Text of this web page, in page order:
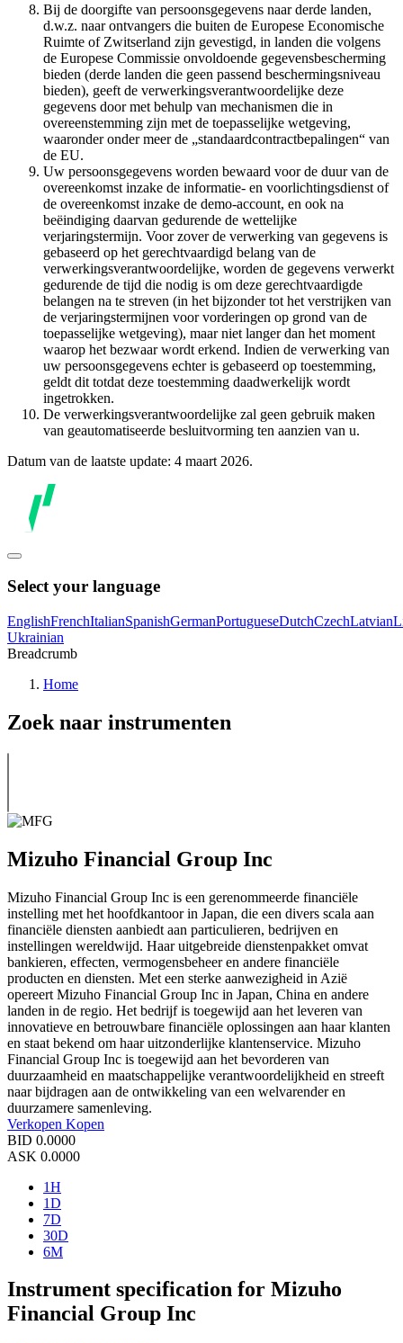
Bij de doorgifte van persoonsgegevens naar derde landen,
d.w.z. naar ontvangers die buiten de Europese Economische
Ruimte of Zwitserland zijn gevestigd, in landen die volgens
de Europese Commissie onvoldoende gegevensbescherming
bieden (derde landen die geen passend beschermingsniveau
bieden), geeft de verwerkingsverantwoordelijke deze
gegevens door met behulp van mechanismen die in
overeenstemming zijn met de toepasselijke wetgeving,
waaronder onder meer de „standaardcontractbepalingen“ van
de EU.
Uw persoonsgegevens worden bewaard voor de duur van de
overeenkomst inzake de informatie- en voorlichtingsdienst of
de overeenkomst inzake de demo-account, en ook na
beëindiging daarvan gedurende de wettelijke
verjaringstermijn. Voor zover de verwerking van gegevens is
gebaseerd op het gerechtvaardigd belang van de
verwerkingsverantwoordelijke, worden de gegevens verwerkt
gedurende de tijd die nodig is om deze gerechtvaardigde
belangen na te streven (in het bijzonder tot het verstrijken van
de verjaringstermijnen voor vorderingen op grond van de
toepasselijke wetgeving), maar niet langer dan het moment
waarop het bezwaar wordt erkend. Indien de verwerking van
uw persoonsgegevens echter is gebaseerd op toestemming,
geldt dit totdat deze toestemming daadwerkelijk wordt
ingetrokken.
De verwerkingsverantwoordelijke zal geen gebruik maken
van geautomatiseerde besluitvorming ten aanzien van u.
Datum van de laatste update: 4 maart 2026.
Select your language
EnglishFrenchItalianSpanishGermanPortugueseDutchCzechLatvian
Ukrainian
Breadcrumb
Home
Zoek naar instrumenten
Mizuho Financial Group Inc
Mizuho Financial Group Inc is een gerenommeerde financiële
instelling met het hoofdkantoor in Japan, die een divers scala aan
financiële diensten aanbiedt aan particulieren, bedrijven en
instellingen wereldwijd. Haar uitgebreide dienstenpakket omvat
bankieren, effecten, vermogensbeheer en andere financiële
producten en diensten. Met een sterke aanwezigheid in Azië
opereert Mizuho Financial Group Inc in Japan, China en andere
landen in de regio. Het bedrijf is toegewijd aan het leveren van
innovatieve en betrouwbare financiële oplossingen aan haar klanten
en staat bekend om haar uitzonderlijke klantenservice. Mizuho
Financial Group Inc is toegewijd aan het bevorderen van
duurzaamheid en maatschappelijke verantwoordelijkheid en streeft
naar bijdragen aan de ontwikkeling van een welvarender en
duurzamere samenleving.
Verkopen Kopen
BID 0.0000
ASK 0.0000
1H
1D
7D
30D
6M
Instrument specification for Mizuho
Financial Group Inc